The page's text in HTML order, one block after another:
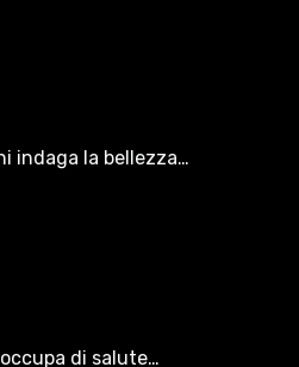
indaga la bellezza…
di salute…